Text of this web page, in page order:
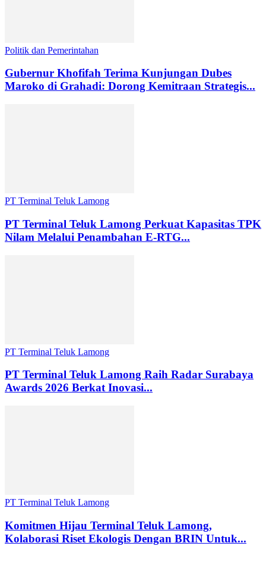
Politik dan Pemerintahan
Gubernur Khofifah Terima Kunjungan Dubes
Maroko di Grahadi: Dorong Kemitraan Strategis...
PT Terminal Teluk Lamong
PT Terminal Teluk Lamong Perkuat Kapasitas TPK
Nilam Melalui Penambahan E-RTG...
PT Terminal Teluk Lamong
PT Terminal Teluk Lamong Raih Radar Surabaya
Awards 2026 Berkat Inovasi...
PT Terminal Teluk Lamong
Komitmen Hijau Terminal Teluk Lamong,
Kolaborasi Riset Ekologis Dengan BRIN Untuk...